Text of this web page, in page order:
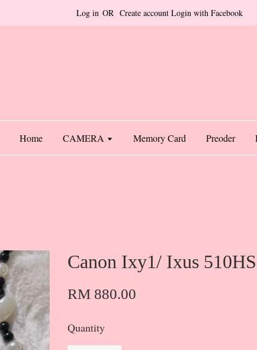
Log in OR Create account Login with Facebook
Home CAMERA Memory Card Preoder
Canon Ixy1/ Ixus
RM 880.00
Quantity